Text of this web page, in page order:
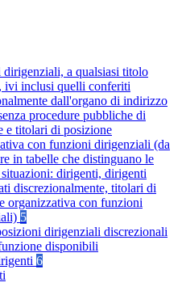
dirigenziali, a qualsiasi titolo
ivi inclusi quelli conferiti
dall'organo di indirizzo
procedure pubbliche di
e titolari di posizione
con funzioni dirigenziali (da
in tabelle che distinguano le
situazioni: dirigenti, dirigenti
discrezionalmente, titolari di
organizzativa con funzioni
5
dirigenziali discrezionali
disponibili
6